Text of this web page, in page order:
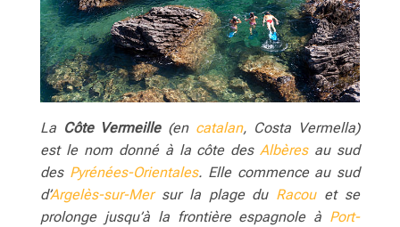
La Côte Vermeille(en catalan, Costa Vermella)
est le nom donné à la côte desAlbèresau sud
des Pyrénées-Orientales. Elle commence au sud
d’Argelès-sur-Mersur la plage du Racouet se
prolonge jusqu’à la frontière espagnole à Port-